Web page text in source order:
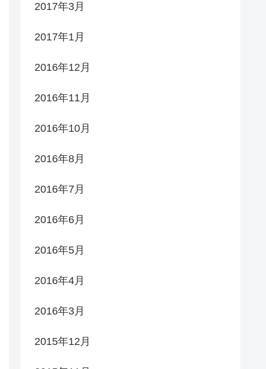
2017年3月
2017年1月
2016年12月
2016年11月
2016年10月
2016年8月
2016年7月
2016年6月
2016年5月
2016年4月
2016年3月
2015年12月